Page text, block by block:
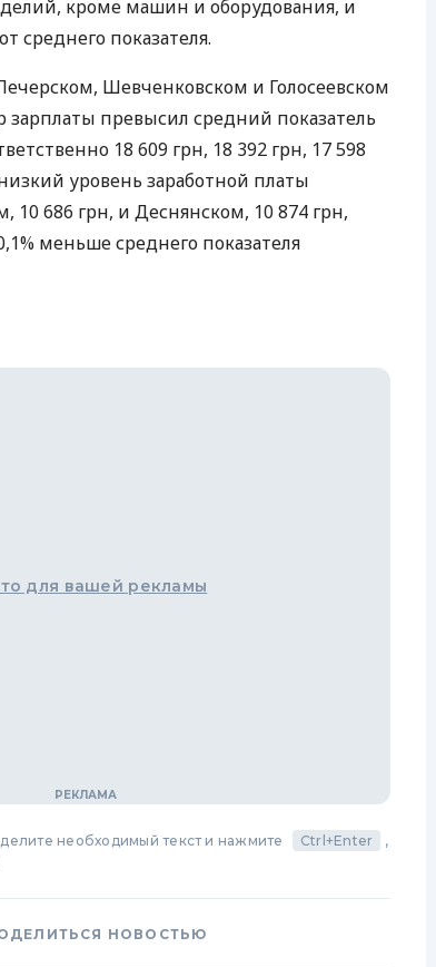
кроме машин и оборудования, и
среднего показателя.
Шевченковском и Голосеевском
зарплаты превысил средний показатель
18 609 грн, 18 392 грн, 17 598
уровень заработной платы
10 686 грн, и Деснянском, 10 874 грн,
меньше среднего показателя
для вашей рекламы
необходимый текст и нажмите Ctrl+Enter
,
НОВОСТЬЮ